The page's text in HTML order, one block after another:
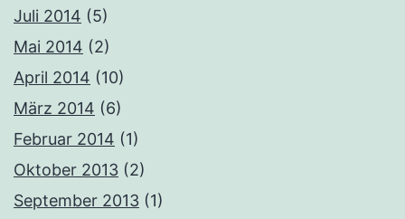
Juli 2014 (5)
Mai 2014 (2)
April 2014 (10)
März 2014 (6)
Februar 2014 (1)
Oktober 2013 (2)
September 2013 (1)